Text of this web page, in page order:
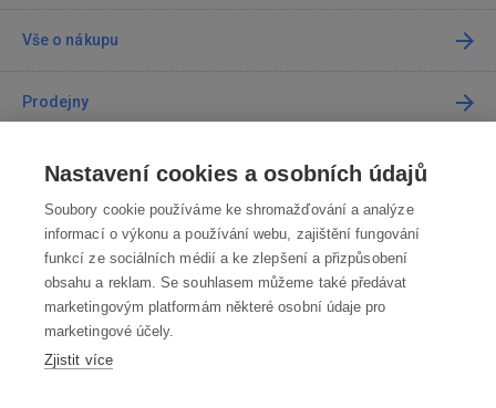
Vše o nákupu
Prodejny
Kontakt
Kontaktujte nás
info@robotworld.cz
220 770 770 Po-Pá 8:00—16:00
VŠECHNY KONTAKTY
Nastavení cookies a osobních údajů
Soubory cookie používáme ke shromažďování a analýze
informací o výkonu a používání webu, zajištění fungování
funkcí ze sociálních médií a ke zlepšení a přizpůsobení
obsahu a reklam. Se souhlasem můžeme také předávat
marketingovým platformám některé osobní údaje pro
marketingové účely.
Zjistit více